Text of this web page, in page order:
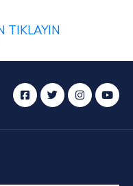
TIKLAYIN